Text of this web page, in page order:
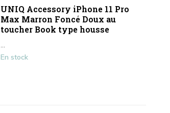
UNIQ Accessory iPhone 11 Pro
Max Marron Foncé Doux au
toucher Book type housse
En stock